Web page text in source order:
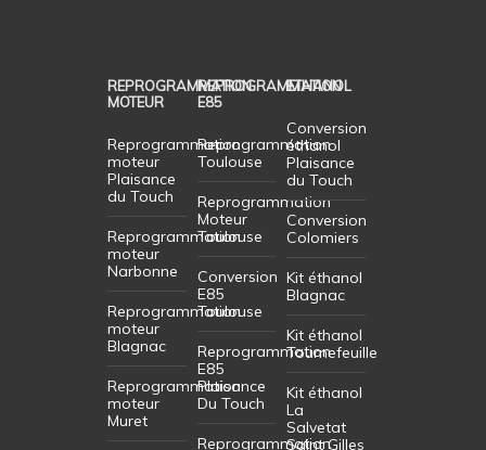
REPROGRAMMATION
MOTEUR
Reprogrammation
moteur
Plaisance
du Touch
Reprogrammation
moteur
Narbonne
Reprogrammation
moteur
Blagnac
Reprogrammation
moteur
Muret
REPROGRAMMATION
E85
Reprogrammation
Toulouse
Reprogrammation
Moteur
Toulouse
Conversion
E85
Toulouse
Reprogrammation
E85
Plaisance
Du Touch
Reprogrammation
ETHANOL
Conversion
éthanol
Plaisance
du Touch
Conversion
Colomiers
Kit éthanol
Blagnac
Kit éthanol
Tournefeuille
Kit éthanol
La
Salvetat
Saint Gilles